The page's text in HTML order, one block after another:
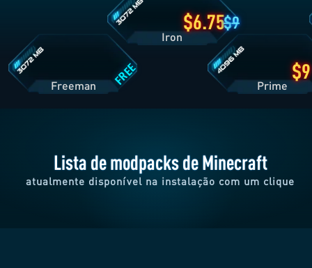
6.75
Lista de modpacks de Minecraft
atualmente disponível na instalação com um clique